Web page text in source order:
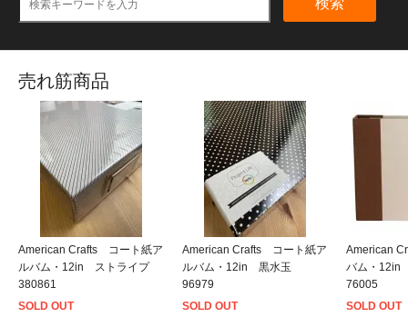
売れ筋商品
American Crafts コート紙ア
ルバム・12in ストライプ
380861
SOLD OUT
American Crafts コート紙ア
ルバム・12in 黒水玉
96979
SOLD OUT
American
バム・
76005
SOLD OUT